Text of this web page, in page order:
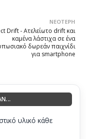
ΝΕΌΤΕΡΗ
Drift - Ατελείωτο drift και
καμένα λάστιχα σε ένα
δωρεάν παιχνίδι
για smartphone
υλικό κάθε